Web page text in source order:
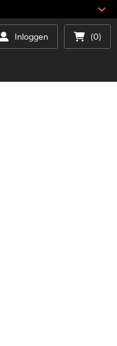
Inloggen (0)